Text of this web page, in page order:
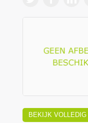
BEKIJK